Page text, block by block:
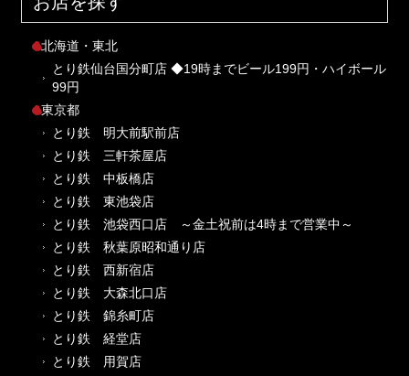
北海道・東北
とり鉄仙台国分町店 ◆19時までビール199円・ハイボール
99円
東京都
とり鉄 明大前駅前店
とり鉄 三軒茶屋店
とり鉄 中板橋店
とり鉄 東池袋店
とり鉄 池袋西口店 ～金土祝前は4時まで営業中～
とり鉄 秋葉原昭和通り店
とり鉄 西新宿店
とり鉄 大森北口店
とり鉄 錦糸町店
とり鉄 経堂店
とり鉄 用賀店